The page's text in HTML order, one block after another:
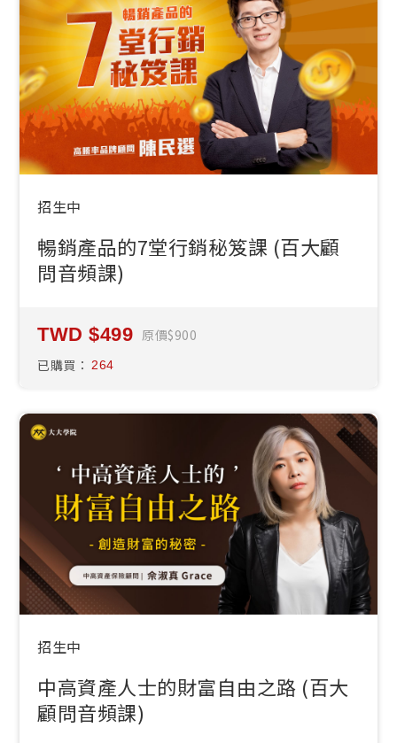
招生中
暢銷產品的7堂行銷秘笈課 (百大顧
問音頻課)
499 原價 900
已購買： 264
招生中
中高資產人士的財富自由之路 (百大
顧問音頻課)